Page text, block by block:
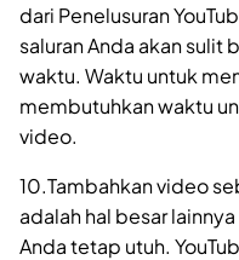
dari Penelusuran
saluran Anda akan
waktu. Waktu untuk
membutuhkan waktu
video.
10.Tambahkan video
adalah hal besar
Anda tetap utuh.